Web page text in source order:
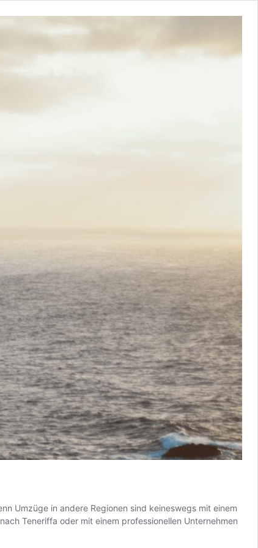
Umzüge in andere Regionen sind keineswegs mit einem
Teneriffa oder mit einem professionellen Unternehmen